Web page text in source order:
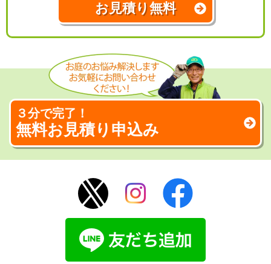
お見積り無料
３分で完了！
無料お見積り申込み